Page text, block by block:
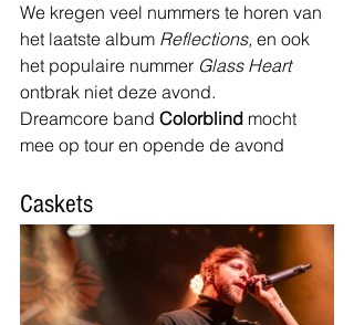
We kregen veel nummers te horen van
het laatste album Reflections, en ook
het populaire nummer Glass Heart
ontbrak niet deze avond.
Dreamcore band Colorblind mocht
mee op tour en opende de avond
Caskets